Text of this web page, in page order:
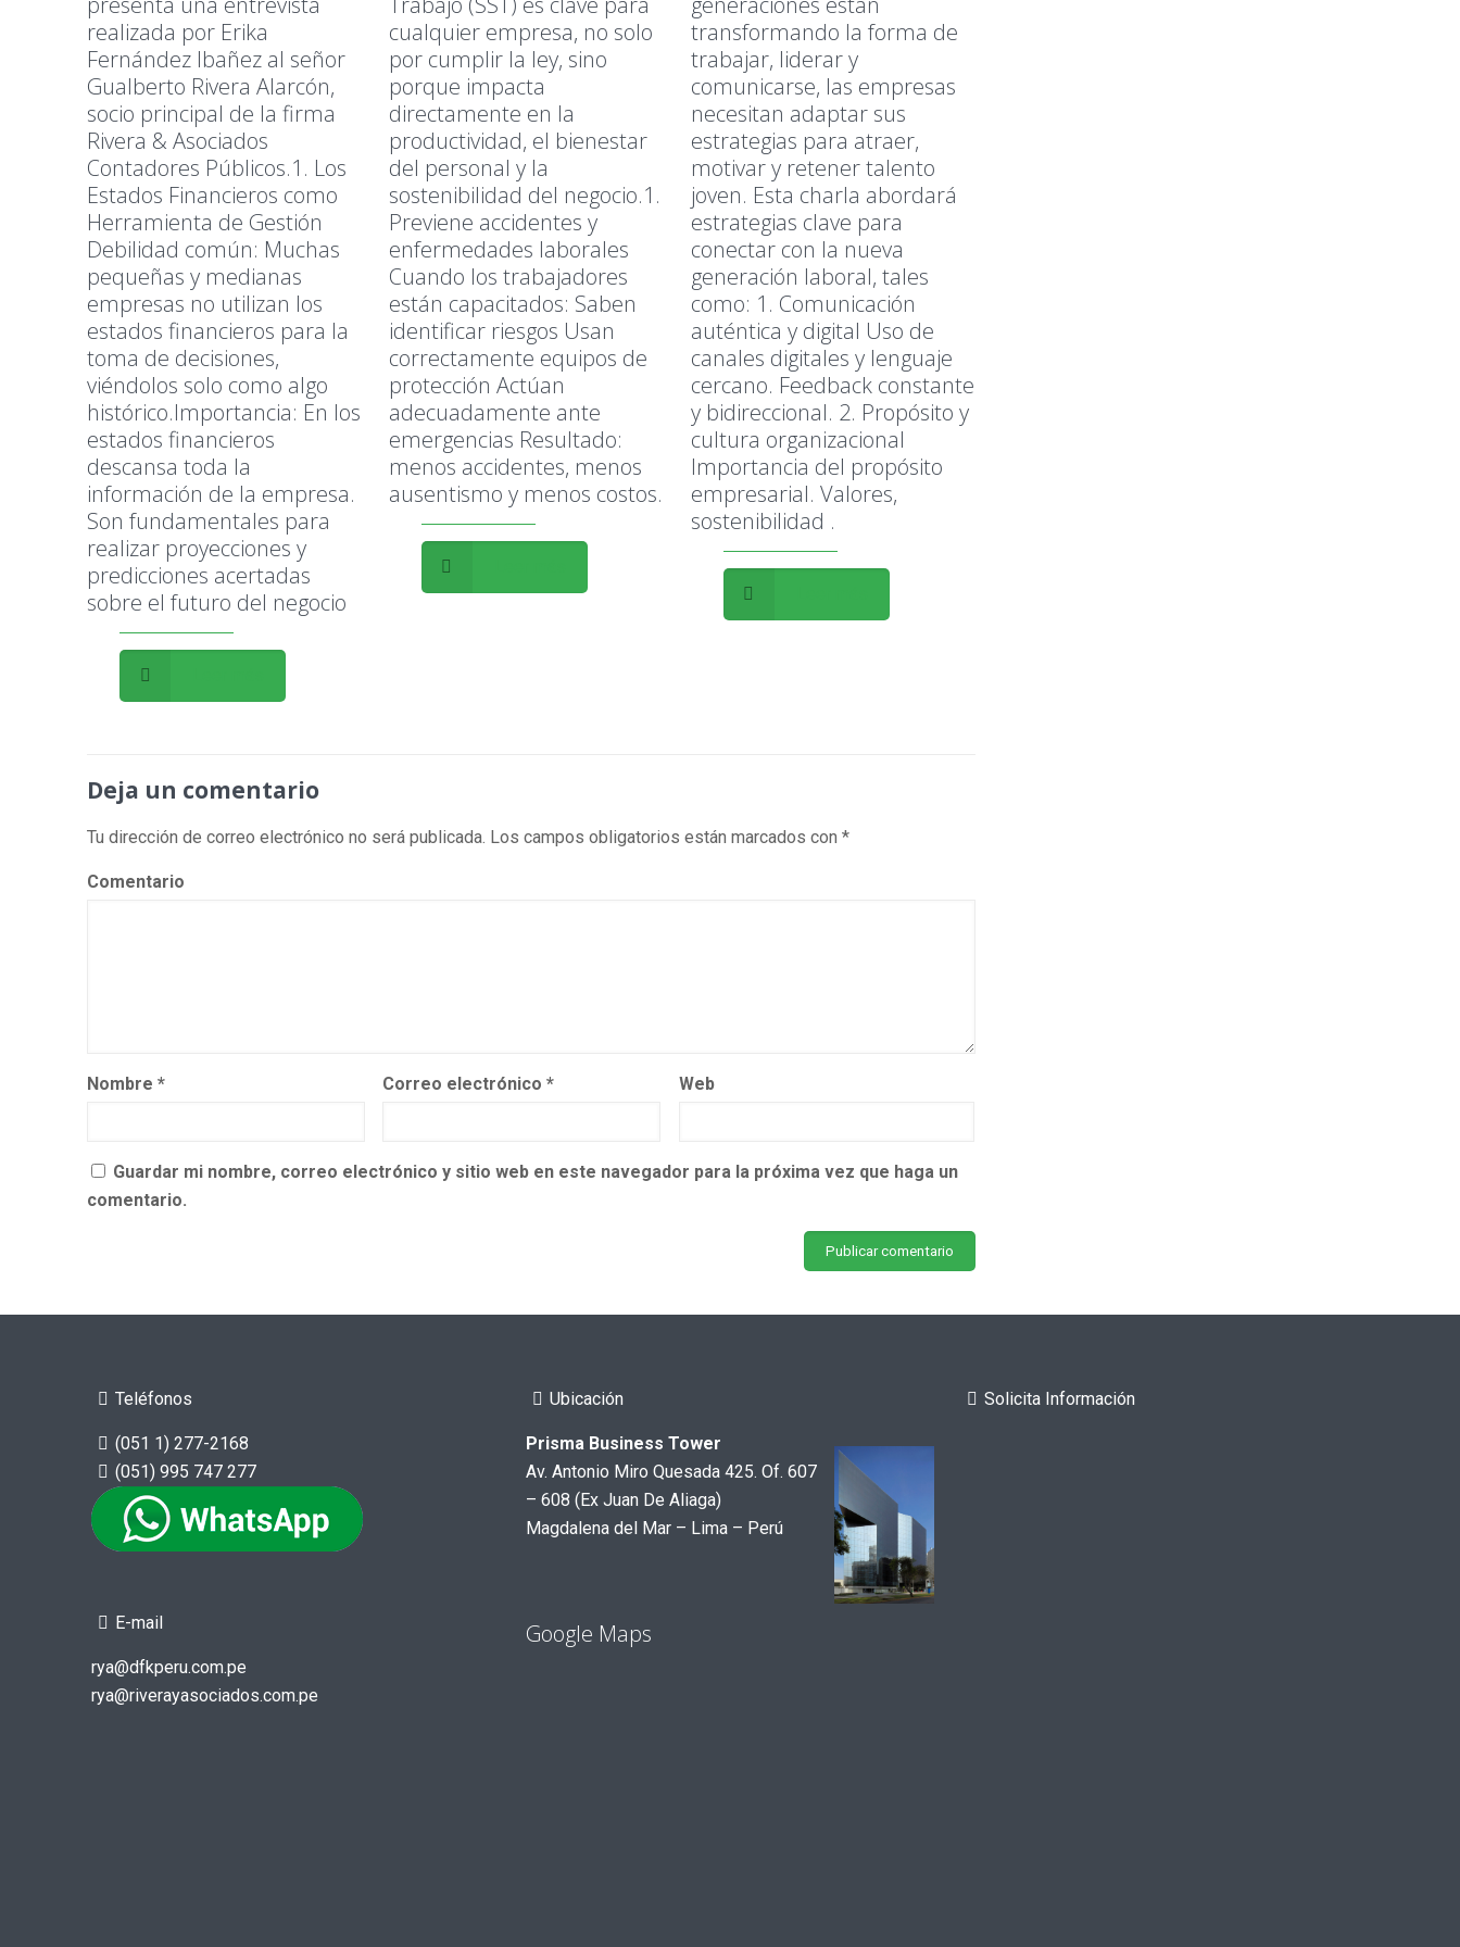
realizada por Erika
Fernández Ibañez al señor
Gualberto Rivera Alarcón,
socio principal de la firma
Rivera & Asociados
Contadores Públicos.1. Los
Estados Financieros como
Herramienta de Gestión
Debilidad común: Muchas
pequeñas y medianas
empresas no utilizan los
estados financieros para la
toma de decisiones,
viéndolos solo como algo
histórico.Importancia: En los
estados financieros
descansa toda la
información de la empresa.
Son fundamentales para
realizar proyecciones y
predicciones acertadas
sobre el futuro del negocio
cualquier empresa, no solo
por cumplir la ley, sino
porque impacta
directamente en la
productividad, el bienestar
del personal y la
sostenibilidad del negocio.1.
Previene accidentes y
enfermedades laborales
Cuando los trabajadores
están capacitados: Saben
identificar riesgos Usan
correctamente equipos de
protección Actúan
adecuadamente ante
emergencias Resultado:
menos accidentes, menos
ausentismo y menos costos.
transformando la forma de
trabajar, liderar y
comunicarse, las empresas
necesitan adaptar sus
estrategias para atraer,
motivar y retener talento
joven. Esta charla abordará
estrategias clave para
conectar con la nueva
generación laboral, tales
como: 1. Comunicación
auténtica y digital Uso de
canales digitales y lenguaje
cercano. Feedback constante
y bidireccional. 2. Propósito y
cultura organizacional
Importancia del propósito
empresarial. Valores,
sostenibilidad .
Deja un comentario
Tu dirección de correo electrónico no será publicada. Los campos obligatorios están marcados con*
Comentario
Nombre* Correo electrónico* Web
Guardar mi nombre, correo electrónico y sitio web en este navegador para la próxima vez que haga un
comentario.
Teléfonos
(051 1) 277-2168
(051) 995 747 277
E-mail
rya@dfkperu.com.pe
rya@riverayasociados.com.pe
Ubicación
Prisma Business Tower
Av. Antonio Miro Quesada 425. Of. 607
– 608 (Ex Juan De Aliaga)
Magdalena del Mar – Lima – Perú
Google Maps
Solicita Información